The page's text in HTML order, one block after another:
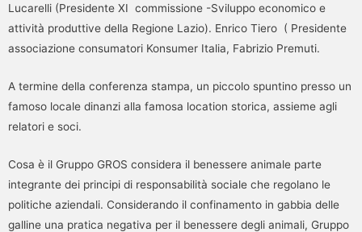
Lucarelli (Presidente XI commissione -Sviluppo economico e
attività produttive della Regione Lazio). Enrico Tiero ( Presidente
associazione consumatori Konsumer Italia, Fabrizio Premuti.
A termine della conferenza stampa, un piccolo spuntino presso un
famoso locale dinanzi alla famosa location storica, assieme agli
relatori e soci.
Cosa è il Gruppo GROS considera il benessere animale parte
integrante dei principi di responsabilità sociale che regolano le
politiche aziendali. Considerando il confinamento in gabbia delle
galline una pratica negativa per il benessere degli animali, Gruppo